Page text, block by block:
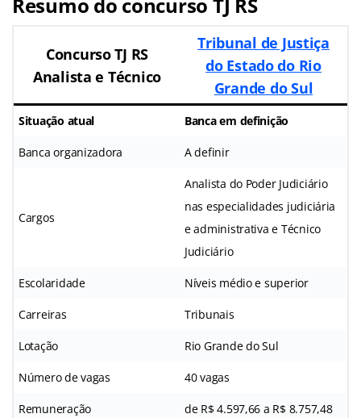
Resumo do concurso TJ RS
Concurso TJ RS
Analista e Técnico
Tribunal de Justiça
do Estado do Rio
Grande do Sul
Situação atual Banca em definição
Banca organizadora A definir
Cargos
Analista do Poder Judiciário
nas especialidades judiciária
e administrativa e Técnico
Judiciário
Escolaridade Níveis médio e superior
Carreiras Tribunais
Lotação Rio Grande do Sul
Número de vagas 40 vagas
Remuneração de R$ 4.597,66 a R$ 8.757,48